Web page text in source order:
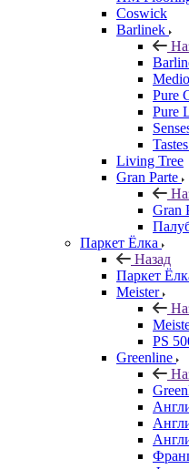
Coswick
Barlinek
Medio
Pure
Pure
Living Tree
Gran Parte
Gran
Паркет Ёлка
Назад
Паркет
Meister
PS
Greenline